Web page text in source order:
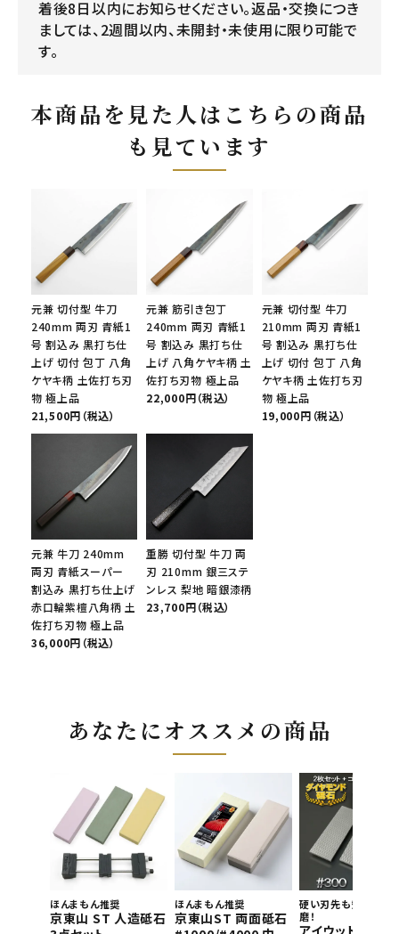
着後8日以内にお知らせください。返品・交換につき
ましては、2週間以内、未開封・未使用に限り可能で
す。
本商品を見た人はこちらの商品
も見ています
元兼 切付型 牛刀
240mm 両刃 青紙1
号 割込み 黒打ち仕
上げ 切付 包丁 八角
ケヤキ柄 土佐打ち刃
物 極上品
21,500円（税込）
元兼 筋引き包丁
240mm 両刃 青紙1
号 割込み 黒打ち仕
上げ 八角ケヤキ柄 土
佐打ち刃物 極上品
22,000円（税込）
元兼 切付型 牛刀
210mm 両刃 青紙1
号 割込み 黒打ち仕
上げ 切付 包丁 八角
ケヤキ柄 土佐打ち刃
物 極上品
19,000円（税込）
元兼 牛刀 240mm
両刃 青紙スーパー
割込み 黒打ち仕上げ
赤口輪紫檀八角柄 土
佐打ち刃物 極上品
36,000円（税込）
重勝 切付型 牛刀 両
刃 210mm 銀三ステ
ンレス 梨地 暗銀漆柄
23,700円（税込）
あなたにオススメの商品
ほんまもん推奨
京東山 ST 人造砥石
ほんまもん推奨
京東山ST 両面砥石
硬い刃先も短時間で
磨！